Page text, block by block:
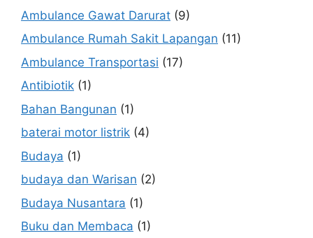
Ambulance Gawat Darurat (9)
Ambulance Rumah Sakit Lapangan (11)
Ambulance Transportasi (17)
Antibiotik (1)
Bahan Bangunan (1)
baterai motor listrik (4)
Budaya (1)
budaya dan Warisan (2)
Budaya Nusantara (1)
Buku dan Membaca (1)